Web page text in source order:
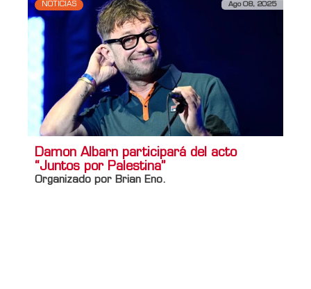
NOTICIAS Ago 08, 2025
Damon Albarn participará del acto
“Juntos por Palestina”
Organizado por Brian Eno.